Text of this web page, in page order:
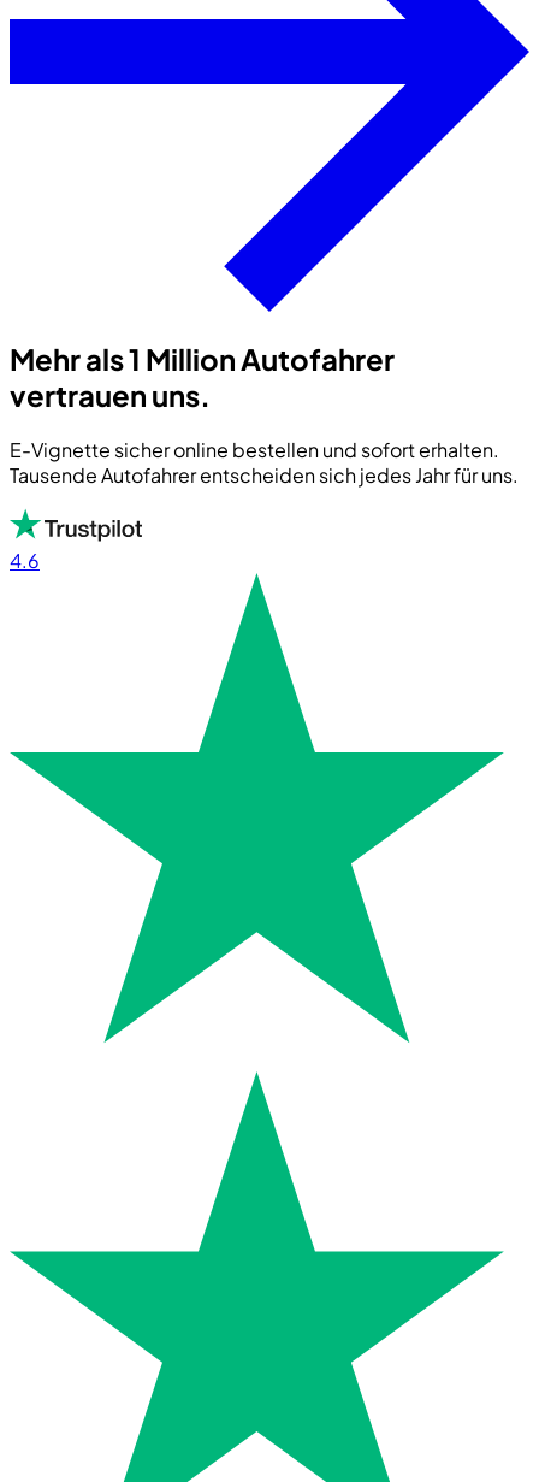
Mehr als 1 Million Autofahrer
vertrauen uns.
E-Vignette sicher online bestellen und sofort erhalten.
Tausende Autofahrer entscheiden sich jedes Jahr für uns.
4.6